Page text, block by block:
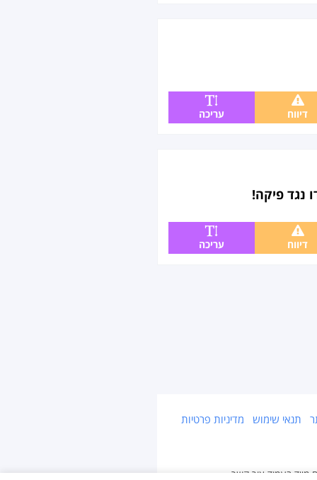
דיווח עריכה
נגד פיקה!
דיווח עריכה
תנאי שימוש
מדיניות פרטיות
מייד בעמוד צור קשר.